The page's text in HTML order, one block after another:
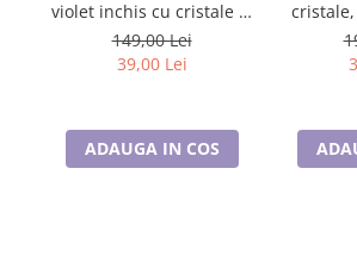
Cadouri pentru Doctori
Cadouri pentru Sfânta Maria
violet inchis cu cristale si
placat cu aur
149,00 Lei
39,00 Lei
ADAUGA IN COS